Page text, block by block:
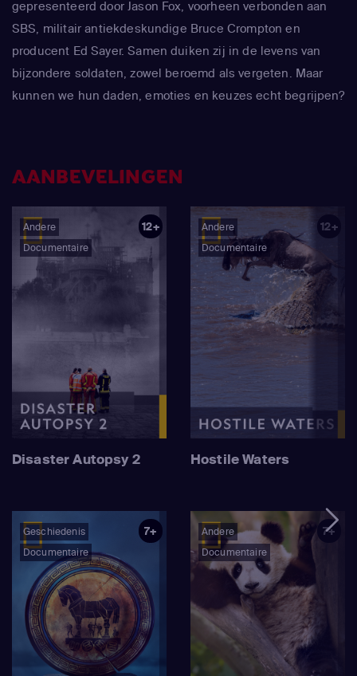
gepresenteerd door Jason Fox, voorheen verbonden aan
SBS, militair antiekdeskundige Bruce Crompton en
producent Ed Sayer. Samen duiken zij in de levens van
bijzondere soldaten, zowel beroemd als vergeten. Maar
kunnen we hun daden, emoties en keuzes echt begrijpen?
AANBEVELINGEN
Andere
Documentaire
12+
Disaster Autopsy 2
Andere
Documentaire
12+
Hostile Waters
Geschiedenis
Documentaire
7+
Andere
Documentaire
7+